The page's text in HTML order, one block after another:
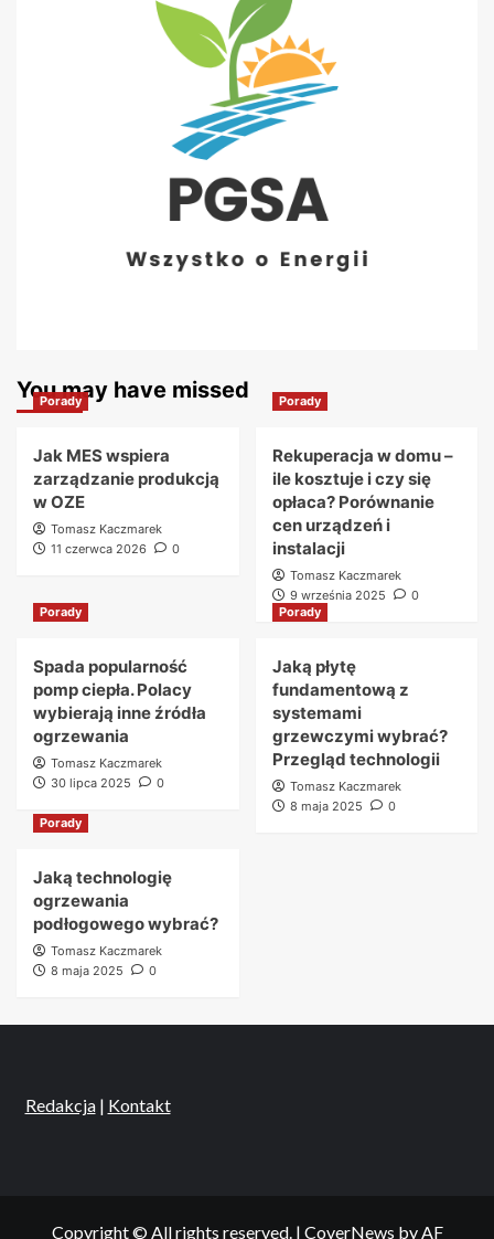
You may have missed
Porady
Jak MES wspiera
zarządzanie produkcją
w OZE
Tomasz Kaczmarek
11 czerwca 2026
0
Porady
Rekuperacja w domu –
ile kosztuje i czy się
opłaca? Porównanie
cen urządzeń i
instalacji
Tomasz Kaczmarek
9 września 2025
0
Porady
Spada popularność
pomp ciepła. Polacy
wybierają inne źródła
ogrzewania
Tomasz Kaczmarek
30 lipca 2025
0
Porady
Jaką płytę
fundamentową z
systemami
grzewczymi wybrać?
Przegląd technologii
Tomasz Kaczmarek
8 maja 2025
0
Porady
Jaką technologię
ogrzewania
podłogowego wybrać?
Tomasz Kaczmarek
8 maja 2025
0
Redakcja| Kontakt
Copyright © All rights reserved. | CoverNews by AF